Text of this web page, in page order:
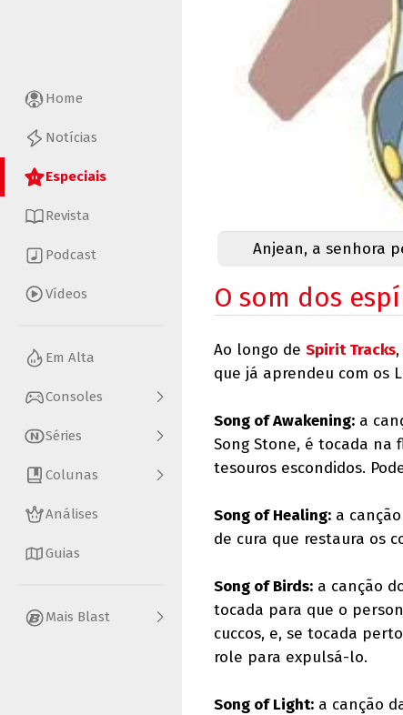
Home
Notícias
Especiais
Revista
Podcast
Vídeos
Em Alta
Consoles
Séries
Colunas
Análises
Guias
Mais Blast
Anjean, a senhora
O som dos
Ao longo de Spirit Tracks
que já aprendeu com os
Song of Awakening: a
Song Stone, é tocada na
tesouros escondidos.
Song of Healing: a
de cura que restaura os
Song of Birds: a canção
tocada para que o
cuccos, e, se tocada
role para expulsá-lo.
Song of Light: a canção